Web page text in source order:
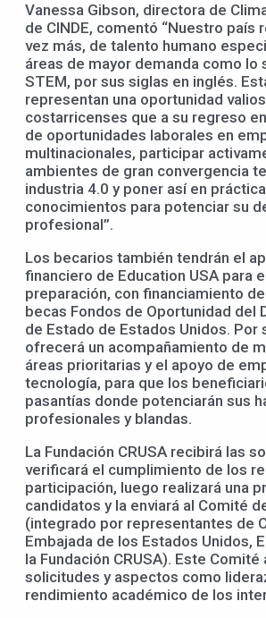
Vanessa Gibson, directora de
de CINDE, comentó “Nuestro país
vez más, de talento humano
áreas de mayor demanda como lo
STEM, por sus siglas en inglés.
representan una oportunidad
costarricenses que a su regreso
de oportunidades laborales en
multinacionales, participar
ambientes de gran convergencia
industria 4.0 y poner así en
conocimientos para potenciar su
profesional”.
Los becarios también tendrán el
financiero de Education USA para
preparación, con financiamiento
becas Fondos de Oportunidad del
de Estado de Estados Unidos. Por
ofrecerá un acompañamiento de
áreas prioritarias y el apoyo de
tecnología, para que los
pasantías donde potenciarán sus
profesionales y blandas.
La Fundación CRUSA recibirá las
verificará el cumplimiento de los
participación, luego realizará una
candidatos y la enviará al Comité
(integrado por representantes de
Embajada de los Estados Unidos,
la Fundación CRUSA). Este Comité
solicitudes y aspectos como
rendimiento académico de los